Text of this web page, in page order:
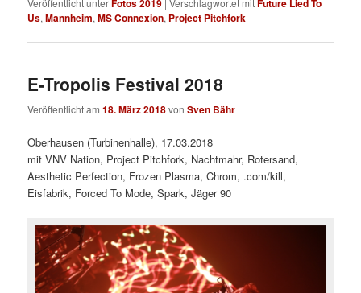
Veröffentlicht unterFotos 2019 |Verschlagwortet mitFuture Lied To
Us,Mannheim,MS Connexion, Project Pitchfork
E-Tropolis Festival 2018
Veröffentlicht am18. März 2018vonSven Bähr
Oberhausen (Turbinenhalle), 17.03.2018
mit VNV Nation, Project Pitchfork, Nachtmahr, Rotersand,
Aesthetic Perfection, Frozen Plasma, Chrom, .com/kill,
Eisfabrik, Forced To Mode, Spark, Jäger 90